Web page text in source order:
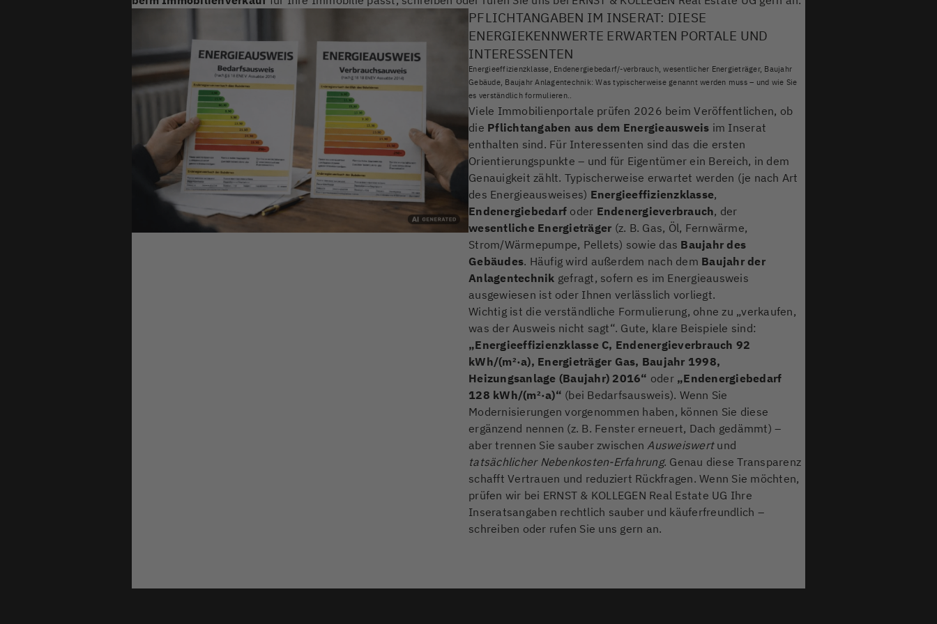
PFLICHTANGABEN IM INSERAT: DIESE
ENERGIEKENNWERTE ERWARTEN PORTALE UND
INTERESSENTEN
Energieeffizienzklasse, Endenergiebedarf/-verbrauch, wesentlicher Energieträger, Baujahr
Gebäude, Baujahr Anlagentechnik: Was typischerweise genannt werden muss – und wie Sie
es verständlich formulieren..
Viele Immobilienportale prüfen 2026 beim Veröffentlichen, ob
die Pflichtangaben aus dem Energieausweis im Inserat
enthalten sind. Für Interessenten sind das die ersten
Orientierungspunkte – und für Eigentümer ein Bereich, in dem
Genauigkeit zählt. Typischerweise erwartet werden (je nach Art
des Energieausweises) Energieeffizienzklasse,
Endenergiebedarf oder Endenergieverbrauch, der
wesentliche Energieträger (z. B. Gas, Öl, Fernwärme,
Strom/Wärmepumpe, Pellets) sowie das Baujahr des
Gebäudes. Häufig wird außerdem nach dem Baujahr der
Anlagentechnik gefragt, sofern es im Energieausweis
ausgewiesen ist oder Ihnen verlässlich vorliegt.
Wichtig ist die verständliche Formulierung, ohne zu „verkaufen,
was der Ausweis nicht sagt“. Gute, klare Beispiele sind:
„Energieeffizienzklasse C, Endenergieverbrauch 92
kWh/(m²·a), Energieträger Gas, Baujahr 1998,
Heizungsanlage (Baujahr) 2016“ oder „Endenergiebedarf
128 kWh/(m²·a)“ (bei Bedarfsausweis). Wenn Sie
Modernisierungen vorgenommen haben, können Sie diese
ergänzend nennen (z. B. Fenster erneuert, Dach gedämmt) –
aber trennen Sie sauber zwischen Ausweiswertund
tatsächlicher Nebenkosten-Erfahrung. Genau diese Transparenz
schafft Vertrauen und reduziert Rückfragen. Wenn Sie möchten,
prüfen wir bei ERNST & KOLLEGEN Real Estate UG Ihre
Inseratsangaben rechtlich sauber und käuferfreundlich –
schreiben oder rufen Sie uns gern an.